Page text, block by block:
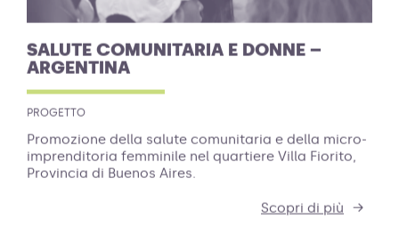
SALUTE COMUNITARIA E DONNE –
ARGENTINA
PROGETTO
Promozione della salute comunitaria e della micro-
imprenditoria femminile nel quartiere Villa Fiorito,
Provincia di Buenos Aires.
Scopri di più